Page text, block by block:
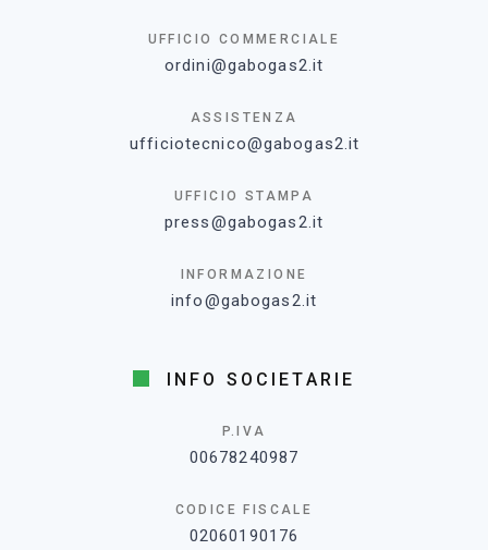
UFFICIO COMMERCIALE
ordini@gabogas2.it
ASSISTENZA
ufficiotecnico@gabogas2.it
UFFICIO STAMPA
press@gabogas2.it
INFORMAZIONE
info@gabogas2.it
INFO SOCIETARIE
P.IVA
00678240987
CODICE FISCALE
02060190176